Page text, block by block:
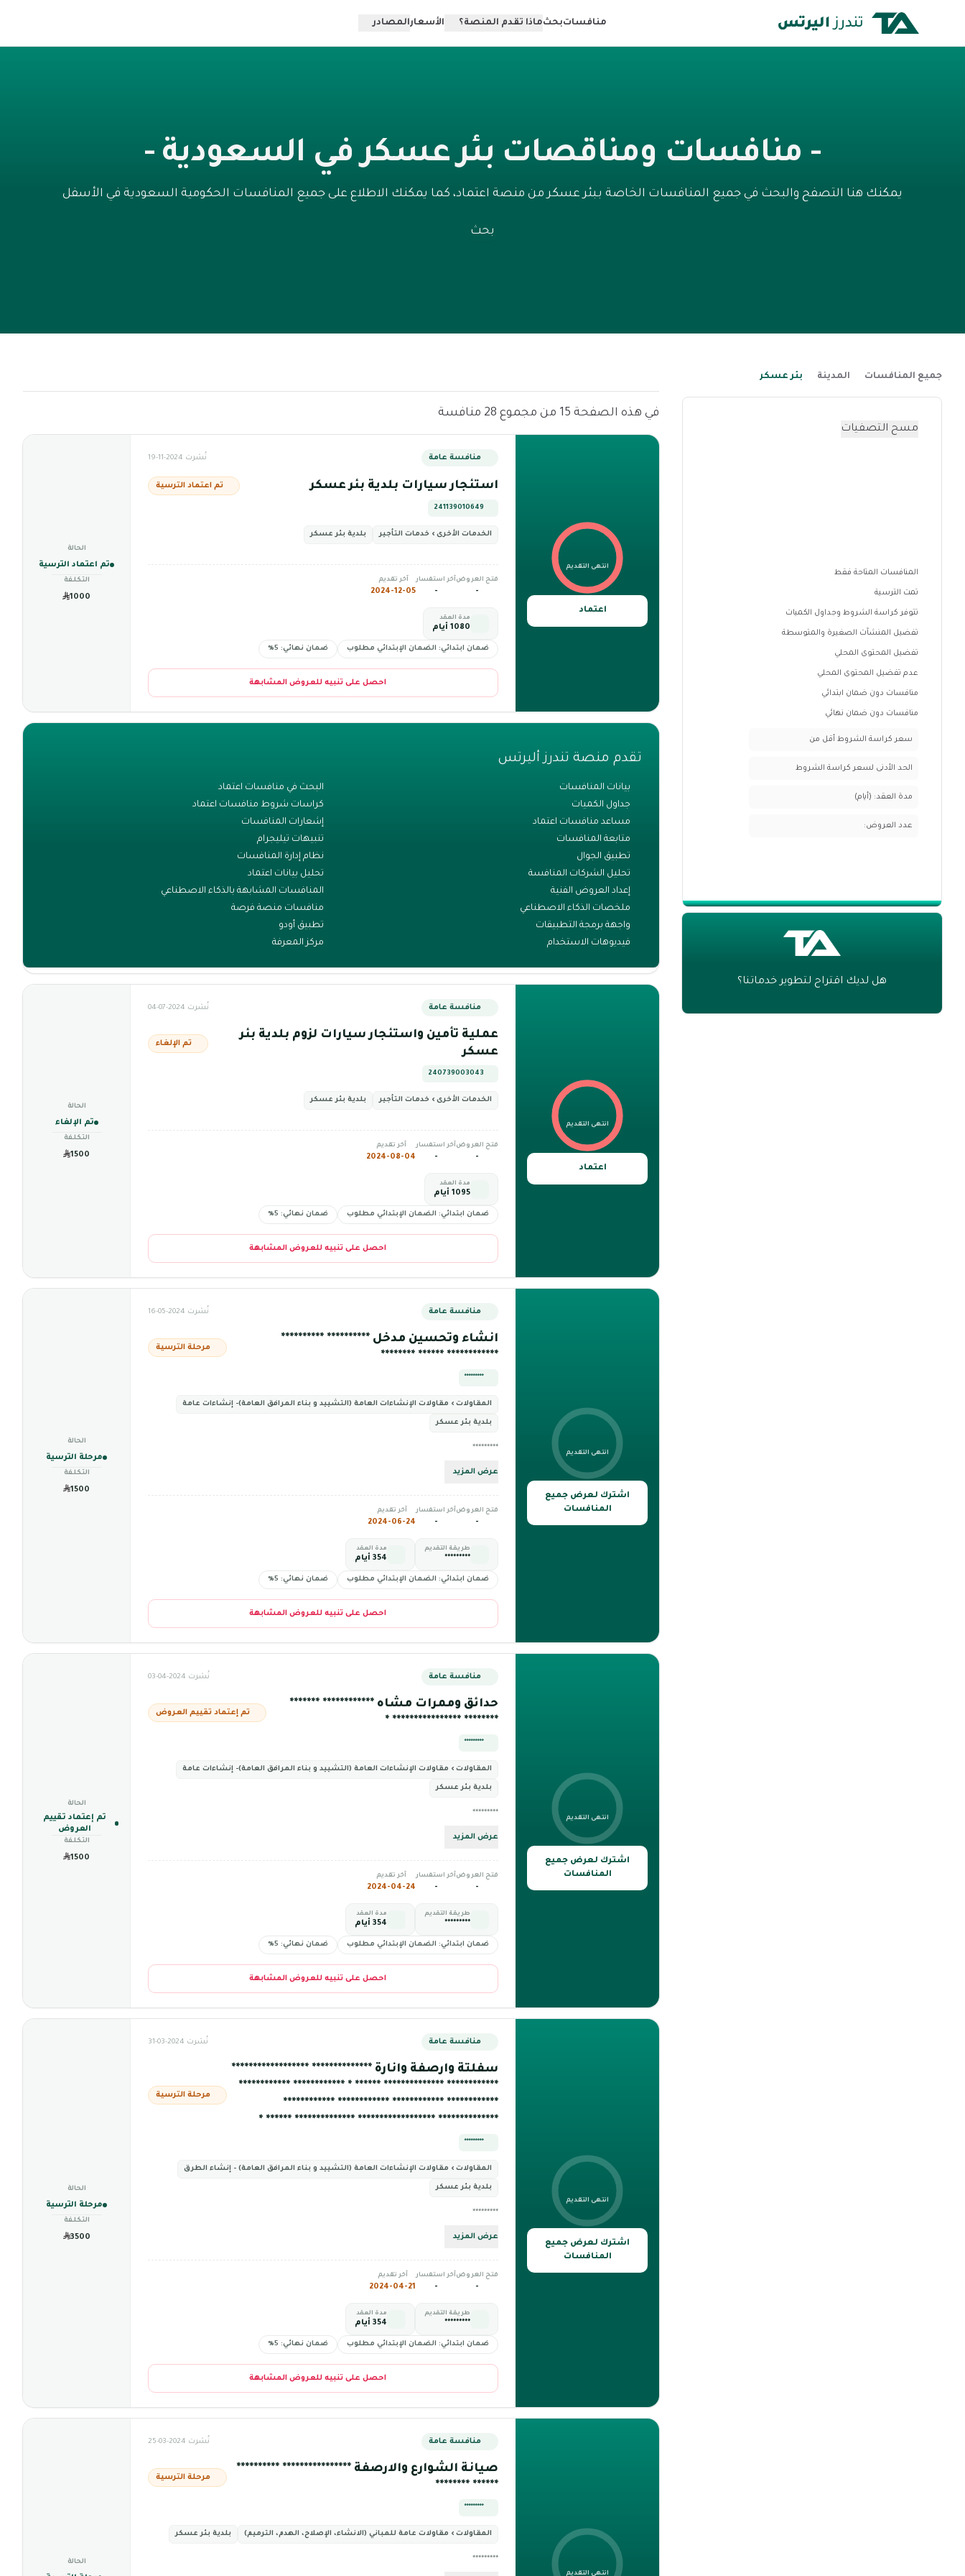
منافساتبحثماذا تقدم المنصة؟ الأسعارالمصادر
- منافسات ومناقصات بئر عسكر في السعودية -
يمكنك هنا التصفح والبحث في جميع المنافسات الخاصة بـبئر عسكر من منصة اعتماد، كما يمكنك الاطلاع على جميع المنافسات الحكومية السعودية في الأسفل
بحث
جميع المنافسات المدينة بئر عسكر
مسح التصفيات
المنافسات المتاحة فقط
تمت الترسية
تتوفر كراسة الشروط وجداول الكميات
تفضيل المنشآت الصغيرة والمتوسطة
تفضيل المحتوى المحلي
عدم تفضيل المحتوى المحلي
منافسات دون ضمان ابتدائي
منافسات دون ضمان نهائي
سعر كراسة الشروط أقل من
الحد الأدنى لسعر كراسة الشروط
مدة العقد: (أيام)
عدد العروض:
هل لديك اقتراح لتطوير خدماتنا؟
في هذه الصفحة 15 من مجموع 28 منافسة
انتهى التقديم
اعتماد
منافسة عامة نُشرت 2024-11-19
استئجار سيارات بلدية بئر عسكر تم اعتماد الترسية
241139010649
الخدمات الأخرى › خدمات التأجير بلدية بئر عسكر
فتح العروض
-
آخر استفسار
-
آخر تقديم
2024-12-05
مدة العقد
1080 أيام
ضمان ابتدائي: الضمان الإبتدائي مطلوب ضمان نهائي: 5%
احصل على تنبيه للعروض المشابهة
الحالة
تم اعتماد الترسية
التكلفة
1000
تقدم منصة تندرز أليرتس
بيانات المنافسات
البحث في منافسات اعتماد
جداول الكميات
كراسات شروط منافسات اعتماد
مساعد منافسات اعتماد
إشعارات المنافسات
متابعة المنافسات
تنبيهات تيليجرام
تطبيق الجوال
نظام إدارة المنافسات
تحليل الشركات المنافسة
تحليل بيانات اعتماد
إعداد العروض الفنية
المنافسات المشابهة بالذكاء الاصطناعي
ملخصات الذكاء الاصطناعي
منافسات منصة فرصة
واجهة برمجة التطبيقات
تطبيق أودو
فيديوهات الاستخدام
مركز المعرفة
انتهى التقديم
اعتماد
منافسة عامة نُشرت 2024-07-04
عملية تأمين واستئجار سيارات لزوم بلدية بئر
عسكر
تم الإلغاء
240739003043
الخدمات الأخرى › خدمات التأجير بلدية بئر عسكر
فتح العروض
-
آخر استفسار
-
آخر تقديم
2024-08-04
مدة العقد
1095 أيام
ضمان ابتدائي: الضمان الإبتدائي مطلوب ضمان نهائي: 5%
احصل على تنبيه للعروض المشابهة
الحالة
تم الإلغاء
التكلفة
1500
انتهى التقديم
اشترك لعرض جميع
المنافسات
منافسة عامة نُشرت 2024-05-16
انشاء وتحسين مدخل ********** **********
************ ****** ********
مرحلة الترسية
*********
المقاولات › مقاولات الإنشاءات العامة (التشييد و بناء المرافق العامة)- إنشاءات عامة
بلدية بئر عسكر
*********
عرض المزيد
فتح العروض
-
آخر استفسار
-
آخر تقديم
2024-06-24
طريقة التقديم
*********
مدة العقد
354 أيام
ضمان ابتدائي: الضمان الإبتدائي مطلوب ضمان نهائي: 5%
احصل على تنبيه للعروض المشابهة
الحالة
مرحلة الترسية
التكلفة
1500
انتهى التقديم
اشترك لعرض جميع
المنافسات
منافسة عامة نُشرت 2024-04-03
حدائق وممرات مشاه ************ *******
******** **************** *
تم إعتماد تقييم العروض
*********
المقاولات › مقاولات الإنشاءات العامة (التشييد و بناء المرافق العامة)- إنشاءات عامة
بلدية بئر عسكر
*********
عرض المزيد
فتح العروض
-
آخر استفسار
-
آخر تقديم
2024-04-24
طريقة التقديم
*********
مدة العقد
354 أيام
ضمان ابتدائي: الضمان الإبتدائي مطلوب ضمان نهائي: 5%
احصل على تنبيه للعروض المشابهة
الحالة
تم إعتماد تقييم
العروض
التكلفة
1500
انتهى التقديم
اشترك لعرض جميع
المنافسات
منافسة عامة نُشرت 2024-03-31
سفلتة وارصفة وانارة ************** ******************
************ ************** ****** * ************ ************
************ ************ ************ ************
************** ****************** ************** ****** *
مرحلة الترسية
*********
المقاولات › مقاولات الإنشاءات العامة (التشييد و بناء المرافق العامة) - إنشاء الطرق
بلدية بئر عسكر
*********
عرض المزيد
فتح العروض
-
آخر استفسار
-
آخر تقديم
2024-04-21
طريقة التقديم
*********
مدة العقد
354 أيام
ضمان ابتدائي: الضمان الإبتدائي مطلوب ضمان نهائي: 5%
احصل على تنبيه للعروض المشابهة
الحالة
مرحلة الترسية
التكلفة
3500
انتهى التقديم
منافسة عامة نُشرت 2024-03-25
صيانة الشوارع والارصفة **************** **********
****** ********
مرحلة الترسية
*********
المقاولات › مقاولات عامة للمباني (الانشاء، الإصلاح، الهدم، الترميم) بلدية بئر عسكر
********* الحالة